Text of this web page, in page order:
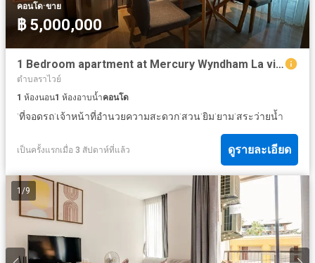
คอนโด·ขาย
฿ 5,000,000
1 Bedroom apartment at Mercury Wyndham La vita
ตำบลราไวย์
1 ห้องนอน1 ห้องอาบน้ำคอนโด
·ที่จอดรถ·เจ้าหน้าที่อำนวยความสะดวก·สวน·ยิม·ยาม·สระว่ายน้ำ
เป็นครั้งแรกเมื่อ 3 สัปดาห์ที่แล้ว ดูรายละเอียด
1 /9